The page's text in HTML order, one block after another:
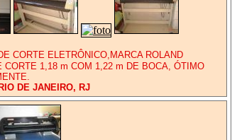
CORTE ELETRÔNICO,MARCA ROLAND
CORTE 1,18 m COM 1,22 m DE BOCA, ÓTIMO
DE JANEIRO, RJ